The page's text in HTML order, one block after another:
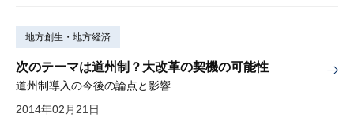
地方創生・地方経済
次のテーマは道州制？大改革の契機の可能性
道州制導入の今後の論点と影響
2014年02月21日